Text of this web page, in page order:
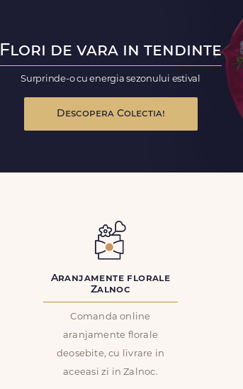
Flori de vara in tendinte
Surprinde-o cu energia sezonului estival
Descopera Colectia!
Aranjamente florale
Zalnoc
Comanda online
aranjamente florale
deosebite, cu livrare in
aceeasi zi in Zalnoc.